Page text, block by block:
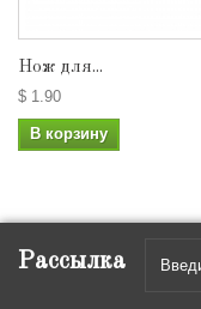
Нож для...
$ 1.90
В корзину
Рассылка